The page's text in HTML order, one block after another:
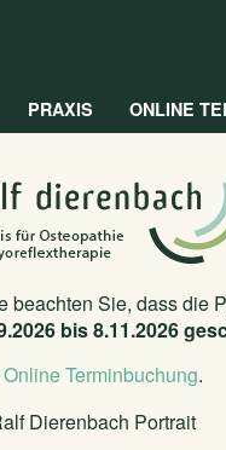
PRAXIS ONLINE
beachten Sie, dass die
bis 8.11.2026
Online Terminbuchung.